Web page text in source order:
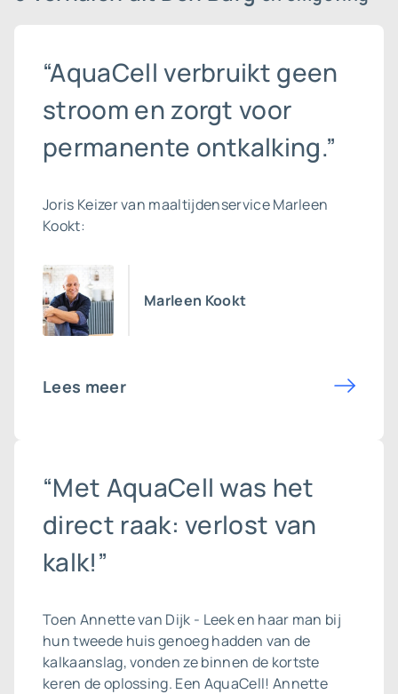
“AquaCell verbruikt geen
stroom en zorgt voor
permanente ontkalking.”
Joris Keizer van maaltijdenservice Marleen
Kookt:
Marleen Kookt
Lees meer
“Met AquaCell was het
direct raak: verlost van
kalk!”
Toen Annette van Dijk - Leek en haar man bij
hun tweede huis genoeg hadden van de
kalkaanslag, vonden ze binnen de kortste
keren de oplossing. Een AquaCell! Annette